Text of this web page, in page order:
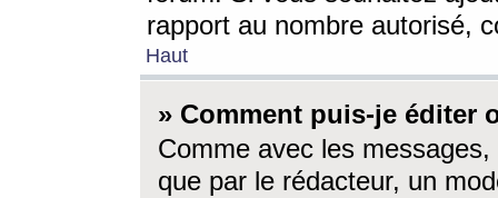
rapport au nombre autorisé,
Haut
» Comment puis-je éditer
Comme avec les
que par le rédacteur, un